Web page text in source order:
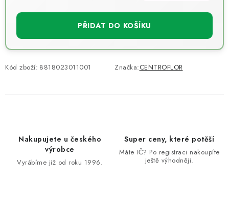
PŘIDAT DO KOŠÍKU
Kód zboží: 8818023011001 Značka:CENTROFLOR
Nakupujete u českého
výrobce
Vyrábíme již od roku 1996.
Super ceny, které potěší
Máte IČ? Po registraci nakoupíte
ještě výhodněji.